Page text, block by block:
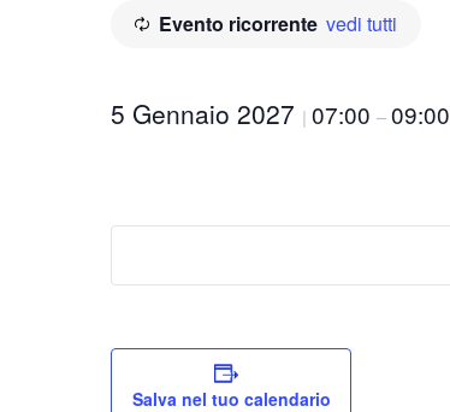
Evento ricorrente vedi tutti
5 Gennaio 2027 | 07:00 –09:00
Salva nel tuo calendario